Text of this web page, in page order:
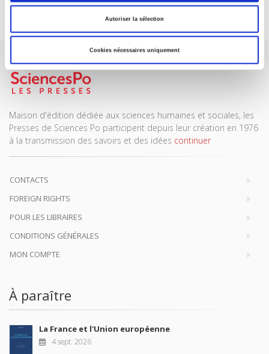
Autoriser la sélection
Cookies nécessaires uniquement
Je m’abonne
Maison d'édition dédiée aux sciences humaines et sociales, les
Presses de Sciences Po participent depuis leur création en 1976
à la transmission des savoirs et des idées continuer
CONTACTS
FOREIGN RIGHTS
POUR LES LIBRAIRES
CONDITIONS GÉNÉRALES
MON COMPTE
À paraître
La France et l'Union européenne
4 sept. 2026